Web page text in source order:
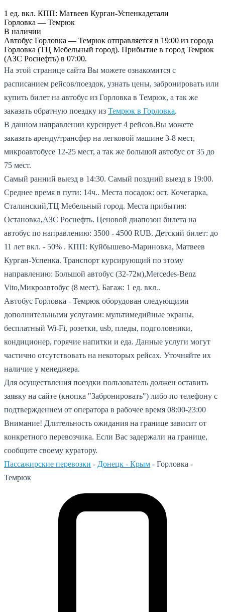
1 ед. вкл. КПП: Матвеев Курган-Успенкадетали
Горловка — Темрюк
В наличии
Автобус Горловка — Темрюк отправляется в 19:00 из города
Горловка (ТЦ Мебельный город). Прибытие в город Темрюк
(АЗС Роснефть) в 07:00.
На этой странице сайта Вы можете ознакомится с
расписанием рейсов/поездок, узнать цены, забронировать или
купить билет на автобус из Горловка в Темрюк, а так же
заказать обратную поездку из Темрюк в Горловка.
В данном направлении курсирует 4 рейсов.Вы можете
заказать аренду/трансфер на легковой машине 3-8 мест,
микроавтобусе 12-25 мест, а так же большой автобус от 35 до
75 мест.
Самый ранний выезд в 14:30. Самый поздний выезд в 19:00.
Среднее время в пути: 14ч.. Места посадок: ост. Кочегарка,
Сталинский,ТЦ Мебельный город. Места прибытия:
Остановка,АЗС Роснефть. Ценовой диапозон билета на
автобус по направлению: 3500 - 4500 RUB. Детский билет: до
11 лет вкл. - 50% . КПП: Куйбышево-Мариновка, Матвеев
Курган-Успенка. Транспорт курсирующий по этому
направлению: Большой автобус (32-72м),Mercedes-Benz
Vito,Микроавтобус (8 мест). Багаж: 1 ед. вкл..
Автобус Горловка - Темрюк оборудован следующими
дополнительными услугами: мультимедийные экраны,
бесплатный Wi-Fi, розетки, usb, пледы, подголовники,
кондиционер, горячие напитки и еда. Данные услуги могут
частично отсутствовать на некоторых рейсах. Уточняйте их
наличие у менеджера.
Для осуществления поездки пользователь должен оставить
заявку на сайте (кнопка "Забронировать") либо по телефону с
подтверждением от оператора в рабочее время 08:00-23:00
Внимание! Длительность ожидания на границе зависит от
конкретного перевозчика. Если Вас задержали на границе,
сообщите своему куратору.
Пассажирские перевозки - Донецк - Крым - Горловка -
Темрюк